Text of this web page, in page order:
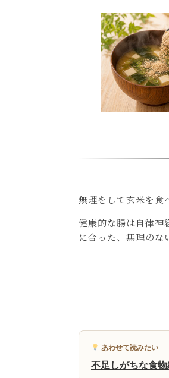
無理をして玄米を食
健康的な腸は自律神
に合った、無理のな
あわせて読みたい
不足しがちな食